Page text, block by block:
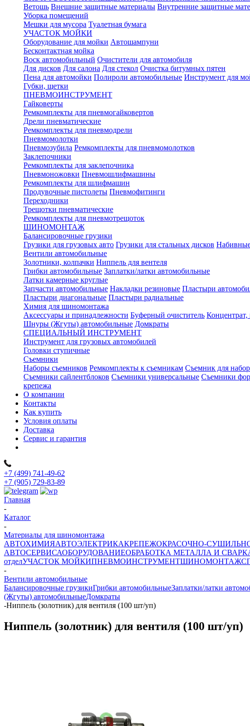
Ветошь Внешние защитные материалы Внутренние защитные
Уборка помещений
Мешки для мусора Туалетная бумага
УЧАСТОК МОЙКИ
Оборудование для мойки Автошампуни
Бесконтактная мойка
Воск автомобильный Очистители для автомобиля
Для дисков Для салона Для стекол Очистка битумных пятен
Пена для автомойки Полироли автомобильные Инструмент для
Губки, щетки
ПНЕВМОИНСТРУМЕНТ
Гайковерты
Ремкомплекты для пневмогайковертов
Дрели пневматические
Ремкомплекты для пневмодрели
Пневмомолотки
Пневмозубила Ремкомплекты для пневмомолотков
Заклепочники
Ремкомплекты для заклепочника
Пневмоножовки Пневмошлифмашины
Ремкомплекты для шлифмашин
Продувочные пистолеты Пневмофитинги
Переходники
Трещотки пневматические
Ремкомплекты для пневмотрещоток
ШИНОМОНТАЖ
Балансировочные грузики
Грузики для грузовых авто Грузики для стальных дисков
Вентили автомобильные
Золотники, колпачки Ниппель для вентеля
Грибки автомобильные Заплатки/латки автомобильные
Латки камерные круглые
Запчасти автомобильные Накладки резиновые Пластыри
Пластыри диагональные Пластыри радиальные
Химия для шиномонтажа
Аксессуары и принадлежности Буферный очиститель Концентрат,
Шнуры (Жгуты) автомобильные Домкраты
СПЕЦИАЛЬНЫЙ ИНСТРУМЕНТ
Инструмент для грузовых автомобилей
Головки ступичные
Съемники
Наборы съемников Ремкомплекты к съемникам Съемник для
Съемники сайлентблоков Съемники универсальные Съемники
крепежа
О компании
Контакты
Как купить
Условия оплаты
Доставка
Сервис и гарантия
+7 (499) 741-49-62
+7 (905) 729-83-89
Главная
-
Каталог
-
Материалы для шиномонтажа
АВТОХИМИЯАВТОЭЛЕКТРИКАКРЕПЕЖОКРАСОЧНО-
АВТОСЕРВИСАОБОРУДОВАНИЕОБРАБОТКА МЕТАЛЛА И
отделУЧАСТОК МОЙКИПНЕВМОИНСТРУМЕНТШИНОМОНТАЖ
-
Вентили автомобильные
Балансировочные грузикиГрибки автомобильныеЗаплатки/латки
(Жгуты) автомобильныеДомкраты
-Ниппель (золотник) для вентиля (100 шт/уп)
Ниппель (золотник) для вентиля (100 шт/уп)